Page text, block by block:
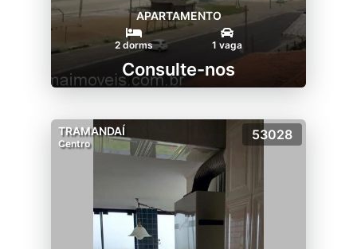
APARTAMENTO
2 dorms 1 vaga
Consulte-nos
TRAMANDAÍ
Centro
53028